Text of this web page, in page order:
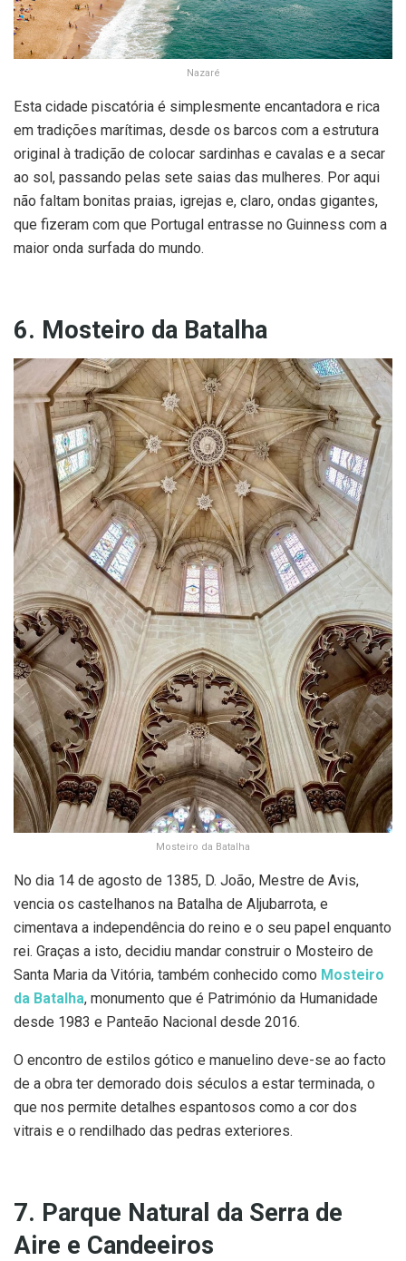
Nazaré
Esta cidade piscatória é simplesmente encantadora e rica
em tradições marítimas, desde os barcos com a estrutura
original à tradição de colocar sardinhas e cavalas e a secar
ao sol, passando pelas sete saias das mulheres. Por aqui
não faltam bonitas praias, igrejas e, claro, ondas gigantes,
que fizeram com que Portugal entrasse no Guinness com a
maior onda surfada do mundo.
6. Mosteiro da Batalha
Mosteiro da Batalha
No dia 14 de agosto de 1385, D. João, Mestre de Avis,
vencia os castelhanos na Batalha de Aljubarrota, e
cimentava a independência do reino e o seu papel enquanto
rei. Graças a isto, decidiu mandar construir o Mosteiro de
Santa Maria da Vitória, também conhecido como Mosteiro
da Batalha, monumento que é Património da Humanidade
desde 1983 e Panteão Nacional desde 2016.
O encontro de estilos gótico e manuelino deve-se ao facto
de a obra ter demorado dois séculos a estar terminada, o
que nos permite detalhes espantosos como a cor dos
vitrais e o rendilhado das pedras exteriores.
7. Parque Natural da Serra de
Aire e Candeeiros